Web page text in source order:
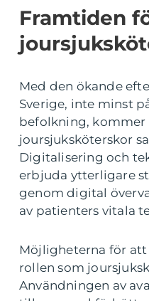
Framtiden
Med den ökande
Sverige, inte minst
befolkning, kommer
joursjuksköterskor
Digitalisering och
erbjuda ytterligare
genom digital
av patienters vitala
Möjligheterna för
rollen som
Användningen av